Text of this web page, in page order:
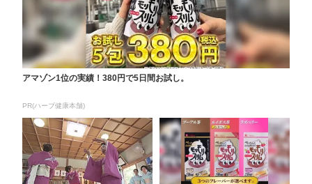
アマゾン1位の実績！380円で5日間お試し。
PR(ハーブ健康本舗)